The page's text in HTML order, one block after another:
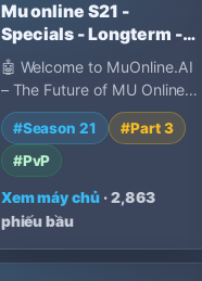
Mu online S21 -
Specials - Longterm -
FAST
🤖 Welcome to MuOnline.AI
– The Future of MU Online
Is Here - Muonline Ai is
designed for GUILD…
#Season 21
#Part 3
#PvP
Xem máy chủ · 2,863
phiếu bầu